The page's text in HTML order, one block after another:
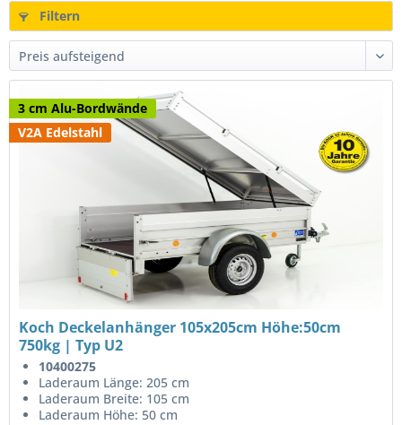
Filtern
3 cm Alu-Bordwände
V2A Edelstahl
Koch Deckelanhänger 105x205cm Höhe:50cm
750kg | Typ U2
10400275
Laderaum Länge: 205 cm
Laderaum Breite: 105 cm
Laderaum Höhe: 50 cm